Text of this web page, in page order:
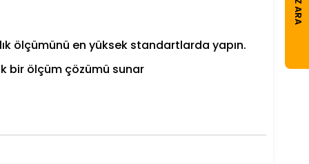
ölçümünü en yüksek standartlarda yapın.
bir ölçüm çözümü sunar